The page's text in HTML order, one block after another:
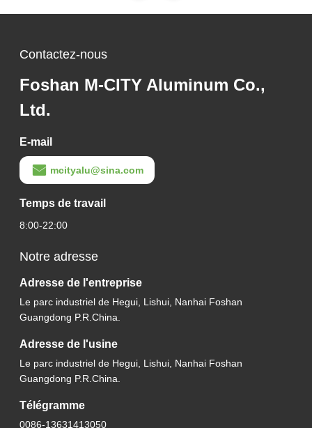
Contactez-nous
Foshan M-CITY Aluminum Co.,
Ltd.
E-mail
mcityalu@sina.com
Temps de travail
8:00-22:00
Notre adresse
Adresse de l'entreprise
Le parc industriel de Hegui, Lishui, Nanhai Foshan
Guangdong P.R.China.
Adresse de l'usine
Le parc industriel de Hegui, Lishui, Nanhai Foshan
Guangdong P.R.China.
Télégramme
0086-13631413050